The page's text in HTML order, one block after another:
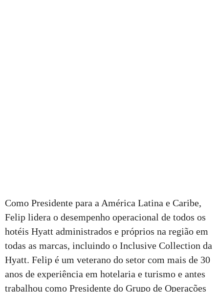
Como Presidente para a América Latina e Caribe,
Felip lidera o desempenho operacional de todos os
hotéis Hyatt administrados e próprios na região em
todas as marcas, incluindo o Inclusive Collection da
Hyatt. Felip é um veterano do setor com mais de 30
anos de experiência em hotelaria e turismo e antes
trabalhou como Presidente do Grupo de Operações